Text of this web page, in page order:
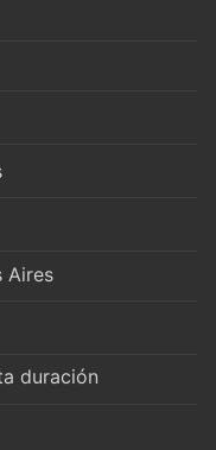
Aires
duración